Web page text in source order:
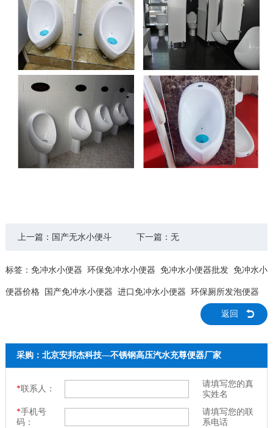
上一篇： 国产无水小便斗 下一篇：无
标签： 免冲水小便器 环保免冲水小便器 免冲水小便器批发 免冲水小
便器价格 国产免冲水小便器 进口免冲水小便器 环保厕所发泡便器
返回
采购：北京安邦杰科技—不锈钢高压汽水充尊便器厂家
*联系人：
请填写您的真
实姓名
*手机号
码：
请填写您的联
系电话